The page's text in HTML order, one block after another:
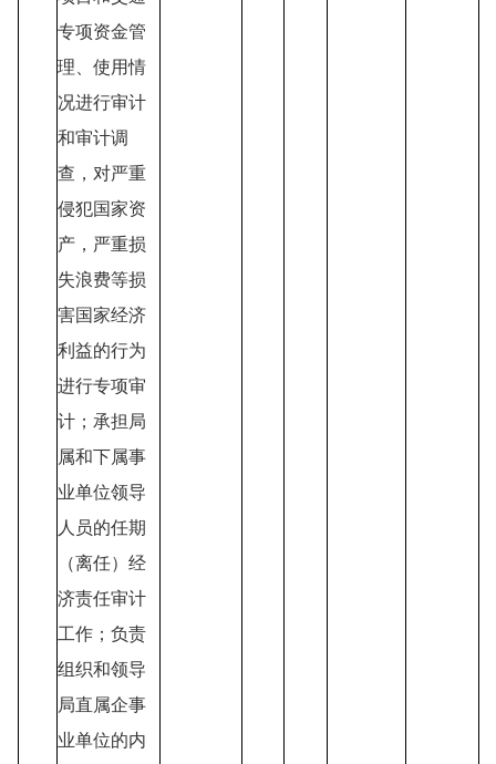
专项资金管
理、使用情
况进行审计
和审计调
查，对严重
侵犯国家资
产，严重损
失浪费等损
害国家经济
利益的行为
进行专项审
计；承担局
属和下属事
业单位领导
人员的任期
（离任）经
济责任审计
工作；负责
组织和领导
局直属企事
业单位的内